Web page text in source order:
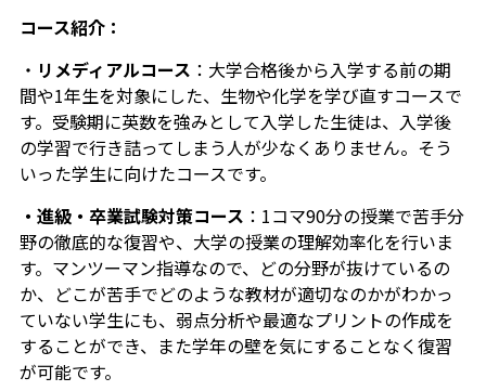
コース紹介：
・ リメディアルコース ：大学合格後から入学する前の期
間や1年生を対象にした、生物や化学を学び直すコースで
す。受験期に英数を強みとして入学した生徒は、入学後
の学習で行き詰ってしまう人が少なくありません。そう
いった学生に向けたコースです。
・進級・卒業試験対策コース ：1コマ90分の授業で苦手分
野の徹底的な復習や、大学の授業の理解効率化を行いま
す。マンツーマン指導なので、どの分野が抜けているの
か、どこが苦手でどのような教材が適切なのかがわかっ
ていない学生にも、弱点分析や最適なプリントの作成を
することができ、また学年の壁を気にすることなく復習
が可能です。